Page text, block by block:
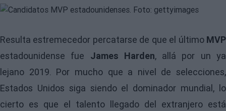
Resulta estremecedor percatarse de que el último MVP
estadounidense fue James Harden, allá por un ya
lejano 2019. Por mucho que a nivel de selecciones,
Estados Unidos siga siendo el dominador mundial, lo
cierto es que el talento llegado del extranjero está